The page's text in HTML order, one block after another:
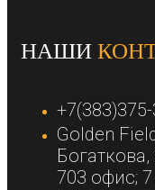
НАШИ
Golden
Богаткова,
703 офис;